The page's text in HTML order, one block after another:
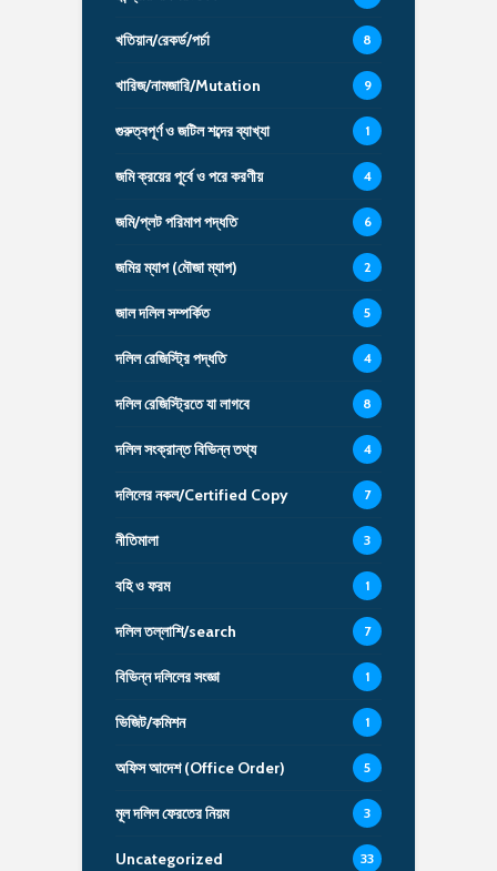
খতিয়ান/রেকর্ড/পর্চা 8
খারিজ/নামজারি/Mutation 9
গুরুত্বপূর্ণ ও জটিল শব্দের ব্যাখ্যা 1
জমি ক্রয়ের পূর্বে ও পরে করণীয় 4
জমি/প্লট পরিমাপ পদ্ধতি 6
জমির ম্যাপ (মৌজা ম্যাপ) 2
জাল দলিল সম্পর্কিত 5
দলিল রেজিস্ট্রি পদ্ধতি 4
দলিল রেজিস্ট্রিতে যা লাগবে 8
দলিল সংক্রান্ত বিভিন্ন তথ্য 4
দলিলের নকল/Certified Copy 7
নীতিমালা 3
বহি ও ফরম 1
দলিল তল্লাশি/search 7
বিভিন্ন দলিলের সংজ্ঞা 1
ভিজিট/কমিশন 1
অফিস আদেশ (Office Order) 5
মূল দলিল ফেরতের নিয়ম 3
Uncategorized 33